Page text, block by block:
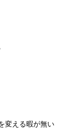
変える暇が無い